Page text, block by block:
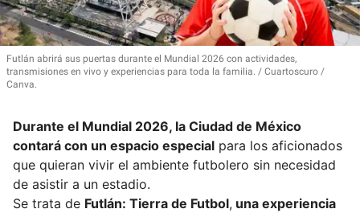
Futlán abrirá sus puertas durante el Mundial 2026 con actividades,
transmisiones en vivo y experiencias para toda la familia.
Cuartoscuro /
Canva.
Durante el Mundial 2026, la Ciudad de México
contará con un espacio especial para los aficionados
que quieran vivir el ambiente futbolero sin necesidad
de asistir a un estadio.
Se trata de Futlán: Tierra de Futbol, una experiencia